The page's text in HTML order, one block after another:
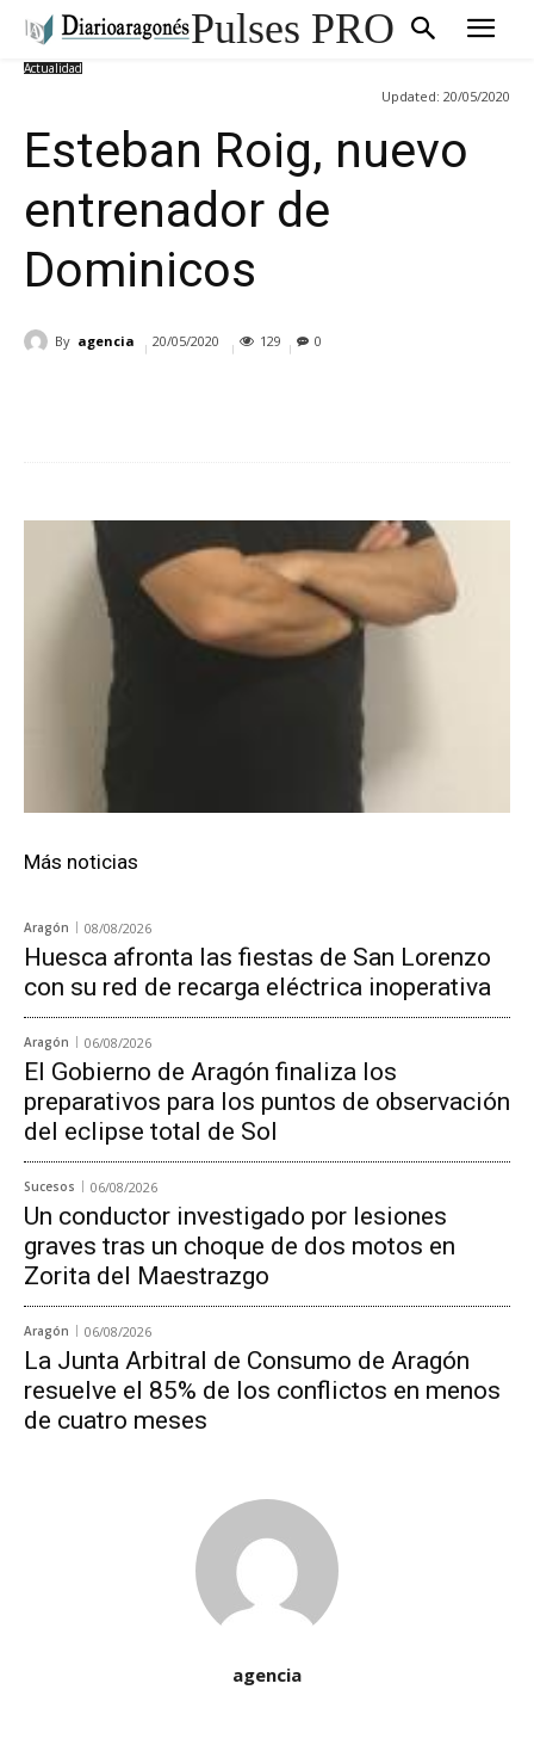
Pulses PRO
Actualidad
Updated: 20/05/2020
Esteban Roig, nuevo
entrenador de
Dominicos
By agencia 20/05/2020 129 0
Más noticias
Aragón 08/08/2026
Huesca afronta las fiestas de San Lorenzo
con su red de recarga eléctrica inoperativa
Aragón 06/08/2026
El Gobierno de Aragón finaliza los
preparativos para los puntos de observación
del eclipse total de Sol
Sucesos 06/08/2026
Un conductor investigado por lesiones
graves tras un choque de dos motos en
Zorita del Maestrazgo
Aragón 06/08/2026
La Junta Arbitral de Consumo de Aragón
resuelve el 85% de los conflictos en menos
de cuatro meses
agencia